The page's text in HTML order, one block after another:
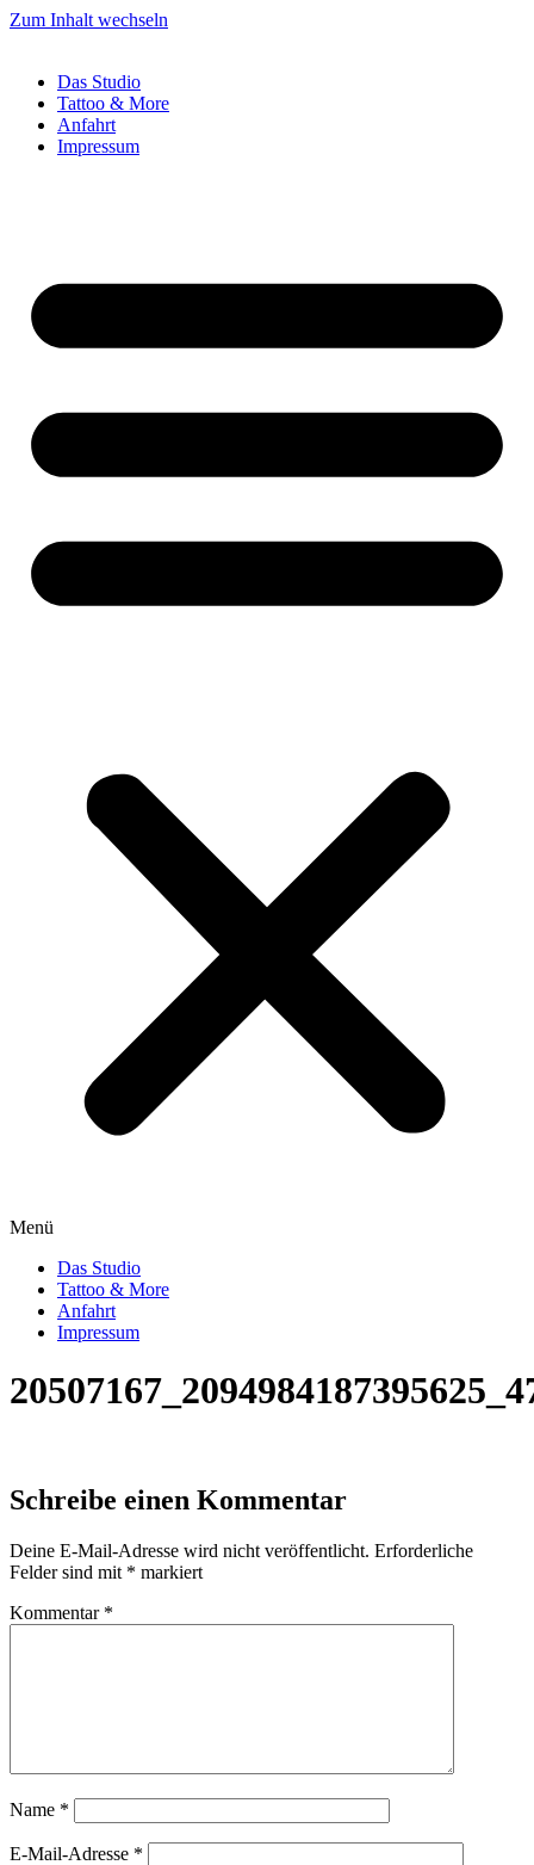
Zum Inhalt wechseln
Das Studio
Tattoo & More
Anfahrt
Impressum
Menü
Das Studio
Tattoo & More
Anfahrt
Impressum
Schreibe einen Kommentar
Deine E-Mail-Adresse wird nicht veröffentlicht. Erforderliche
Felder sind mit * markiert
Kommentar *
Name *
E-Mail-Adresse *